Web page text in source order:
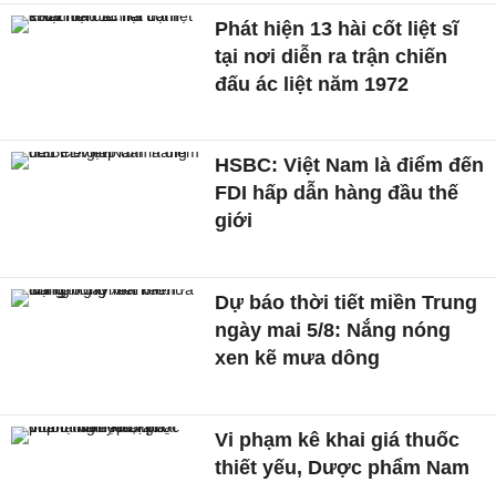
Phát hiện 13 hài cốt liệt sĩ
tại nơi diễn ra trận chiến
đấu ác liệt năm 1972
HSBC: Việt Nam là điểm đến
FDI hấp dẫn hàng đầu thế
giới
Dự báo thời tiết miền Trung
ngày mai 5/8: Nắng nóng
xen kẽ mưa dông
Vi phạm kê khai giá thuốc
thiết yếu, Dược phẩm Nam